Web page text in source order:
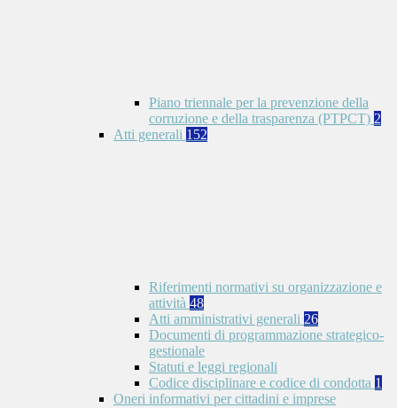
Piano triennale per la prevenzione della
corruzione e della trasparenza (PTPCT) 2
Atti generali 152
Riferimenti normativi su organizzazione e
attività 48
Atti amministrativi generali 26
Documenti di programmazione strategico-
gestionale
Statuti e leggi regionali
Codice disciplinare e codice di condotta 1
Oneri informativi per cittadini e imprese